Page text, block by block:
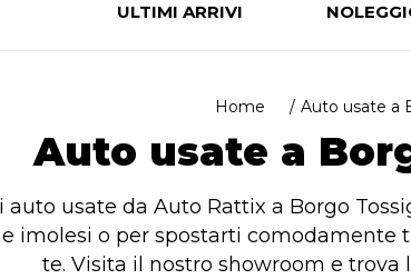
ULTIMI ARRIVI
Home Auto usate a
Auto usate a
auto usate da Auto Rattix a Borgo
imolesi o per spostarti
te. Visita il nostro showroom e trova